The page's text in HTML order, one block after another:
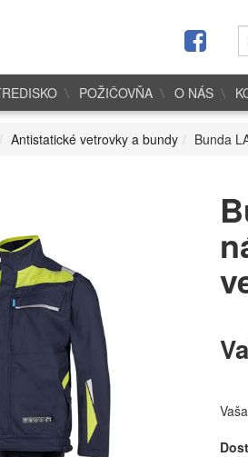
POŽIČOVŇA O NÁS
Antistatické vetrovky a bundy Bunda